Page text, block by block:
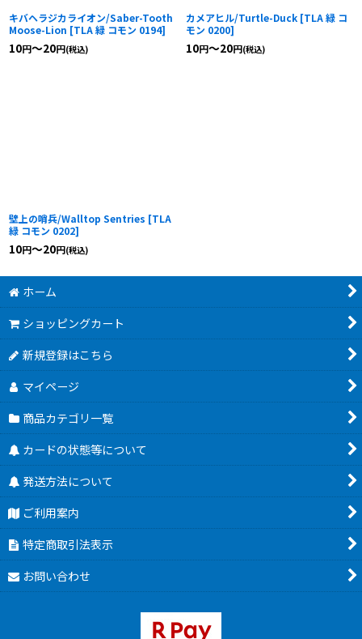
キバヘラジカライオン/Saber-Tooth
Moose-Lion [TLA 緑 コモン 0194]
10円～20円(税込)
カメアヒル/Turtle-Duck [TLA 緑 コ
モン 0200]
10円～20円(税込)
壁上の哨兵/Walltop Sentries [TLA
緑 コモン 0202]
10円～20円(税込)
ホーム
ショッピングカート
新規登録はこちら
マイページ
商品カテゴリ一覧
カードの状態等について
発送方法について
ご利用案内
特定商取引法表示
お問い合わせ